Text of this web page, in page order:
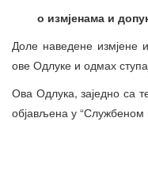
о измјенама и
Доле наведене измјене
ове Одлуке и одмах
Ова Одлука, заједно са
објављена у “Службеном